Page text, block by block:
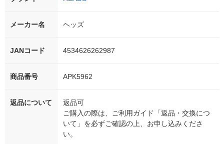
メーカー名 ヘッズ
JANコード 4534626262987
商品番号 APK5962
返品について
返品可
ご購入の際は、ご利用ガイド「返品・交換につ
いて」を必ずご確認の上、お申し込みくださ
い。